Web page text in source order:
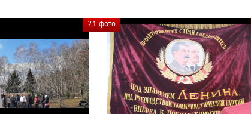
21 фото